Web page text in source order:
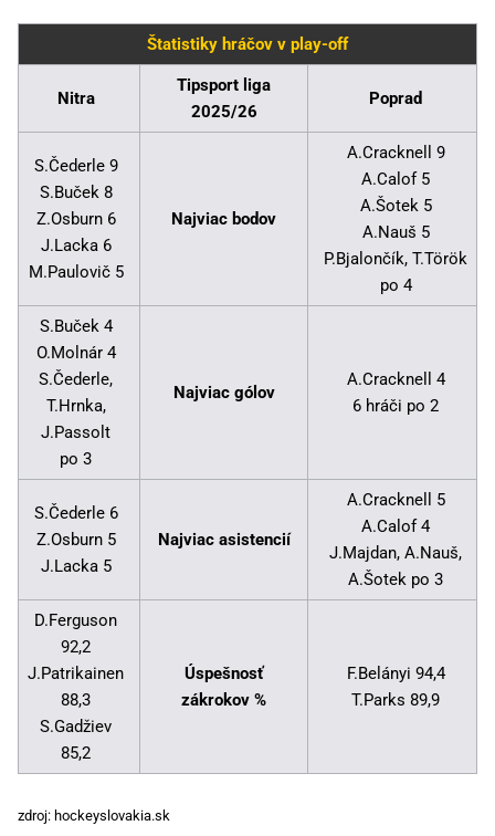
Štatistiky hráčov v play-off
Nitra
Tipsport liga
2025/26
Poprad
S.Čederle 9
S.Buček 8
Z.Osburn 6
J.Lacka 6
M.Paulovič 5
Najviac bodov
A.Cracknell 9
A.Calof 5
A.Šotek 5
A.Nauš 5
P.Bjalončík, T.Török
po 4
S.Buček 4
O.Molnár 4
S.Čederle,
T.Hrnka,
J.Passolt
po 3
Najviac gólov
A.Cracknell 4
6 hráči po 2
S.Čederle 6
Z.Osburn 5
J.Lacka 5
Najviac asistencií
A.Cracknell 5
A.Calof 4
J.Majdan, A.Nauš,
A.Šotek po 3
D.Ferguson
92,2
J.Patrikainen
88,3
S.Gadžiev
85,2
Úspešnosť
zákrokov %
F.Belányi 94,4
T.Parks 89,9
zdroj: hockeyslovakia.sk